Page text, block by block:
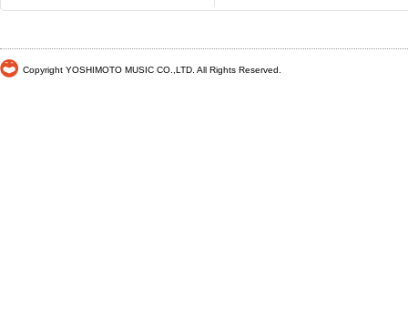
Copyright YOSHIMOTO MUSIC CO.,LTD. All Rights Reserved.